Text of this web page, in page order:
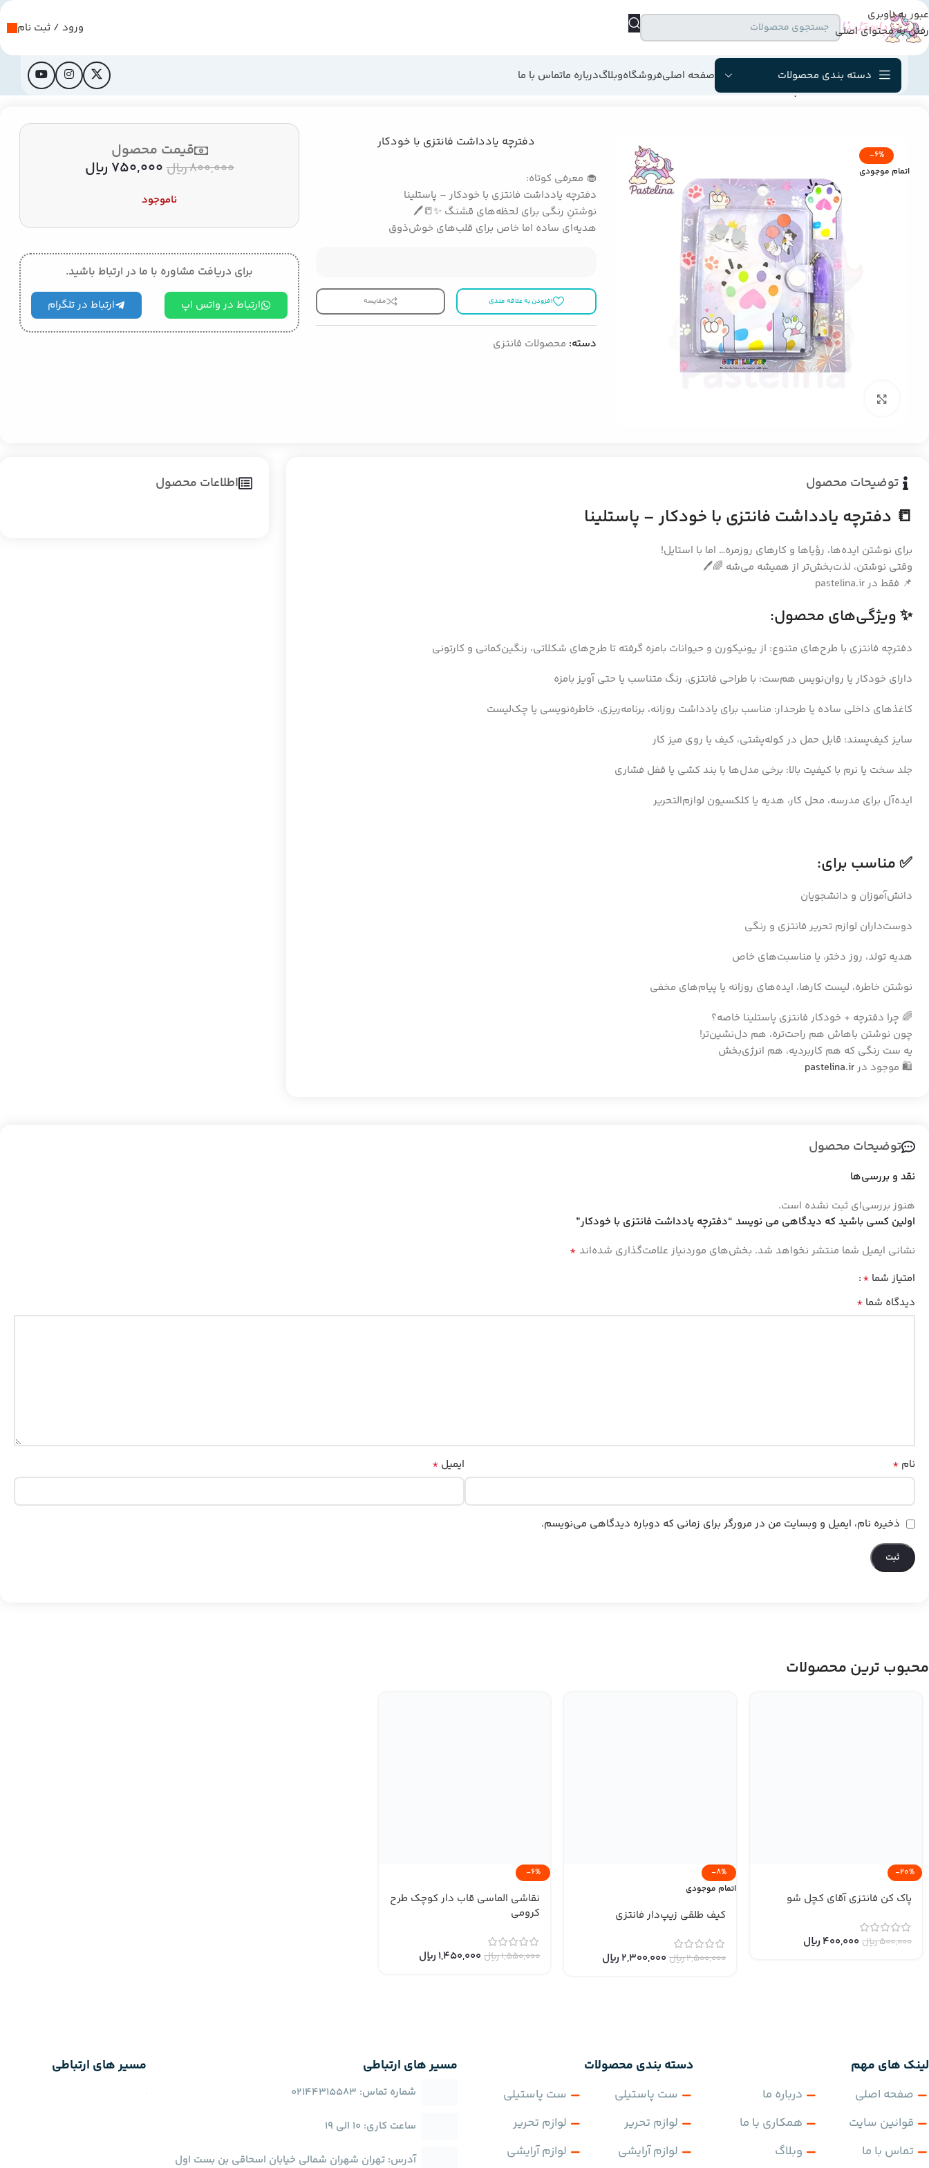
عبور به ناوبری
رفتن به محتوای اصلی
ورود / ثبت نام
دسته بندی محصولات صفحه اصلیفروشگاهوبلاگدرباره ماتماس با ما
/محصولات فانتزی/دفترچه یادداشت فانتزی با خودکار
-6%
اتمام موجودی
دفترچه یادداشت فانتزی با خودکار
🧁 معرفی کوتاه:
دفترچه یادداشت فانتزی با خودکار – پاستلینا
نوشتنِ رنگی برای لحظه‌های قشنگ ✨📒🖊️
هدیه‌ای ساده اما خاص برای قلب‌های خوش‌ذوق
افزودن به علاقه مندی مقایسه
دسته: محصولات فانتزی
قیمت محصول
800,000﷼ 750,000 ﷼
ناموجود
برای دریافت مشاوره با ما در ارتباط باشید.
ارتباط در واتس اپ ارتباط در تلگرام
توضیحات محصول
📒 دفترچه یادداشت فانتزی با خودکار – پاستلینا
برای نوشتن ایده‌ها، رؤیاها و کارهای روزمره… اما با استایل!
وقتی نوشتن، لذت‌بخش‌تر از همیشه می‌شه 🌈🖊️
📌 فقط در pastelina.ir
✨ ویژگی‌های محصول:
دفترچه فانتزی با طرح‌های متنوع: از یونیکورن و حیوانات بامزه گرفته تا طرح‌های شکلاتی، رنگین‌کمانی و کارتونی
دارای خودکار یا روان‌نویس هم‌ست: با طراحی فانتزی، رنگ متناسب یا حتی آویز بامزه
کاغذهای داخلی ساده یا طرحدار: مناسب برای یادداشت روزانه، برنامه‌ریزی، خاطره‌نویسی یا چک‌لیست
سایز کیف‌پسند: قابل حمل در کوله‌پشتی، کیف یا روی میز کار
جلد سخت یا نرم با کیفیت بالا: برخی مدل‌ها با بند کشی یا قفل فشاری
ایده‌آل برای مدرسه، محل کار، هدیه یا کلکسیون لوازم‌التحریر
✅ مناسب برای:
دانش‌آموزان و دانشجویان
دوست‌داران لوازم تحریر فانتزی و رنگی
هدیه تولد، روز دختر، یا مناسبت‌های خاص
نوشتن خاطره، لیست کارها، ایده‌های روزانه یا پیام‌های مخفی
🌈 چرا دفترچه + خودکار فانتزی پاستلینا خاصه؟
چون نوشتن باهاش هم راحت‌تره، هم دل‌نشین‌تر!
یه ست رنگی که هم کاربردیه، هم انرژی‌بخش
🛍️ موجود درpastelina.ir
اطلاعات محصول
توضیحات محصول
نقد و بررسی‌ها
هنوز بررسی‌ای ثبت نشده است.
اولین کسی باشید که دیدگاهی می نویسد “دفترچه یادداشت فانتزی با خودکار”
نشانی ایمیل شما منتشر نخواهد شد. بخش‌های موردنیاز علامت‌گذاری شده‌اند *
امتیاز شما *
دیدگاه شما *
نام * ایمیل *
ذخیره نام، ایمیل و وبسایت من در مرورگر برای زمانی که دوباره دیدگاهی می‌نویسم.
محبوب ترین محصولات
-20%
پاک کن فانتزی آقای کچل شو
500,000﷼ 400,000 ﷼
-8%
اتمام موجودی
کیف طلقی زیپ‌دار فانتزی
2,500,000﷼ 2,300,000 ﷼
-6%
نقاشی الماسی قاب دار کوچک طرح
کرومی
1,550,000﷼ 1,450,000 ﷼
لینک های مهم
صفحه اصلی
قوانین سایت
تماس با ما
درباره ما
همکاری با ما
وبلاگ
دسته بندی محصولات
ست پاستیلی
لوازم تحریر
لوازم آرایشی
ست پاستیلی
لوازم تحریر
لوازم آرایشی
مسیر های ارتباطی
شماره تماس: 02144315583
ساعت کاری: 10 الی 19
آدرس: تهران شهران شمالی خیابان اسحاقی بن بست اول
مسیر های ارتباطی